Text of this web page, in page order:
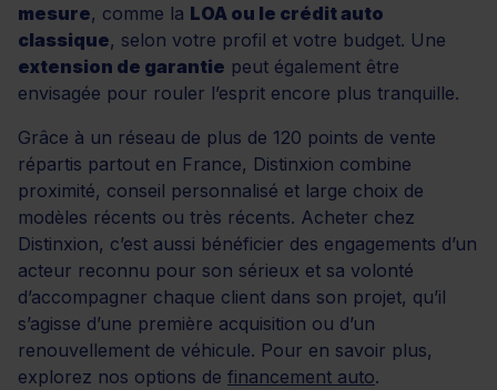
mesure, comme la LOA ou le crédit auto
classique, selon votre profil et votre budget. Une
extension de garantie peut également être
envisagée pour rouler l’esprit encore plus tranquille.
Grâce à un réseau de plus de 120 points de vente
répartis partout en France, Distinxion combine
proximité, conseil personnalisé et large choix de
modèles récents ou très récents. Acheter chez
Distinxion, c’est aussi bénéficier des engagements d’un
acteur reconnu pour son sérieux et sa volonté
d’accompagner chaque client dans son projet, qu’il
s’agisse d’une première acquisition ou d’un
renouvellement de véhicule. Pour en savoir plus,
explorez nos options de financement auto.